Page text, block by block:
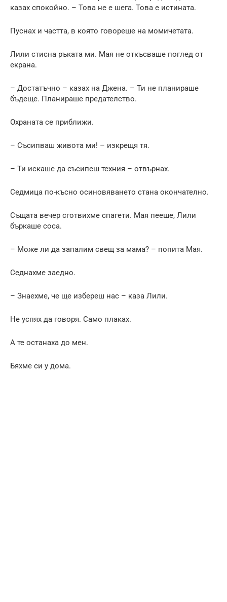
казах спокойно. – Това не е шега. Това е истината.
Пуснах и частта, в която говореше на момичетата.
Лили стисна ръката ми. Мая не откъсваше поглед от
екрана.
– Достатъчно – казах на Джена. – Ти не планираше
бъдеще. Планираше предателство.
Охраната се приближи.
– Съсипваш живота ми! – изкрещя тя.
– Ти искаше да съсипеш техния – отвърнах.
Седмица по-късно осиновяването стана окончателно.
Същата вечер сготвихме спагети. Мая пееше, Лили
бъркаше соса.
– Може ли да запалим свещ за мама? – попита Мая.
Седнахме заедно.
– Знаехме, че ще избереш нас – каза Лили.
Не успях да говоря. Само плаках.
А те останаха до мен.
Бяхме си у дома.